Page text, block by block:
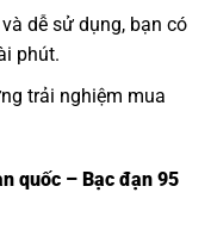
dễ sử dụng, bạn có
phút.
trải nghiệm mua
quốc – Bạc đạn 95